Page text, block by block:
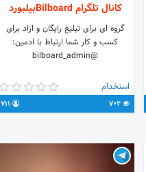
کانال تلگرام Bilboardبیلبورد
گروه ای برای تبلیغ رایگان و ازاد برای
کسب و کار شما ارتباط با ادمین:
@bilboard_admin
استخدام
702
711